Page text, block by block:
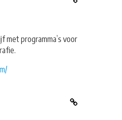
programma’s voor